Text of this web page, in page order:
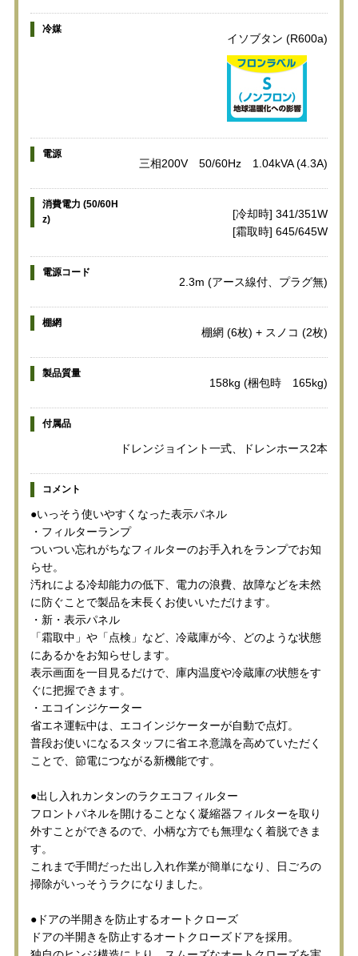
冷媒
イソブタン (R600a)
電源
三相200V 50/60Hz 1.04kVA (4.3A)
消費電力 (50/60H
z)
[冷却時] 341/351W
[霜取時] 645/645W
電源コード
2.3m (アース線付、プラグ無)
棚網
棚網 (6枚) + スノコ (2枚)
製品質量
158kg (梱包時 165kg)
付属品
ドレンジョイント一式、ドレンホース2本
コメント
●いっそう使いやすくなった表示パネル
・フィルターランプ
ついつい忘れがちなフィルターのお手入れをランプでお知
らせ。
汚れによる冷却能力の低下、電力の浪費、故障などを未然
に防ぐことで製品を末長くお使いいただけます。
・新・表示パネル
「霜取中」や「点検」など、冷蔵庫が今、どのような状態
にあるかをお知らせします。
表示画面を一目見るだけで、庫内温度や冷蔵庫の状態をす
ぐに把握できます。
・エコインジケーター
省エネ運転中は、エコインジケーターが自動で点灯。
普段お使いになるスタッフに省エネ意識を高めていただく
ことで、節電につながる新機能です。
●出し入れカンタンのラクエコフィルター
フロントパネルを開けることなく凝縮器フィルターを取り
外すことができるので、小柄な方でも無理なく着脱できま
す。
これまで手間だった出し入れ作業が簡単になり、日ごろの
掃除がいっそうラクになりました。
●ドアの半開きを防止するオートクローズ
ドアの半開きを防止するオートクローズドアを採用。